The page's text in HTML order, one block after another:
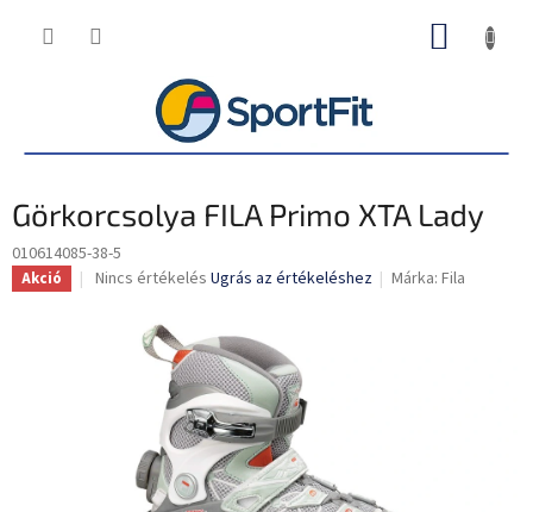
KOSÁR
Görkorcsolya FILA Primo XTA Lady
010614085-38-5
Akció
A
értékelése
Nincs értékelés Ugrás az értékeléshez Márka:Fila